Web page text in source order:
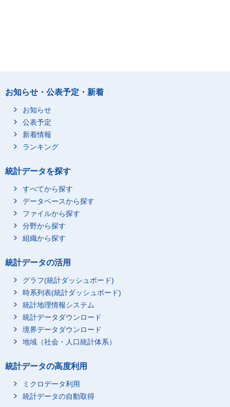
お知らせ・公表予定・新着
お知らせ
公表予定
新着情報
ランキング
統計データを探す
すべてから探す
データベースから探す
ファイルから探す
分野から探す
組織から探す
統計データの活用
グラフ(統計ダッシュボード)
時系列表(統計ダッシュボード)
統計地理情報システム
統計データダウンロード
境界データダウンロード
地域（社会・人口統計体系）
統計データの高度利用
ミクロデータ利用
統計データの自動取得